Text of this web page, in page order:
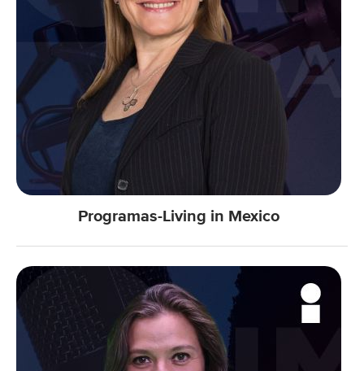
Programas-Living in Mexico